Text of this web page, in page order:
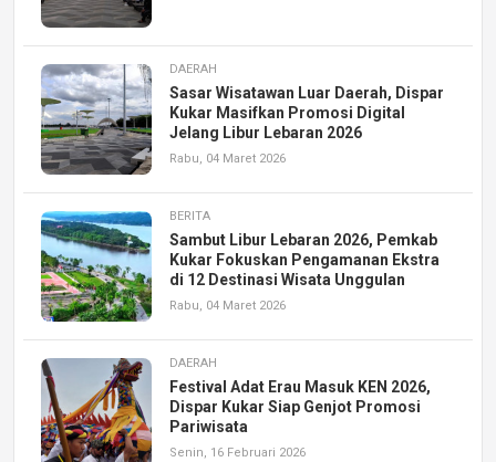
DAERAH
Sasar Wisatawan Luar Daerah, Dispar
Kukar Masifkan Promosi Digital
Jelang Libur Lebaran 2026
Rabu, 04 Maret 2026
BERITA
Sambut Libur Lebaran 2026, Pemkab
Kukar Fokuskan Pengamanan Ekstra
di 12 Destinasi Wisata Unggulan
Rabu, 04 Maret 2026
DAERAH
Festival Adat Erau Masuk KEN 2026,
Dispar Kukar Siap Genjot Promosi
Pariwisata
Senin, 16 Februari 2026